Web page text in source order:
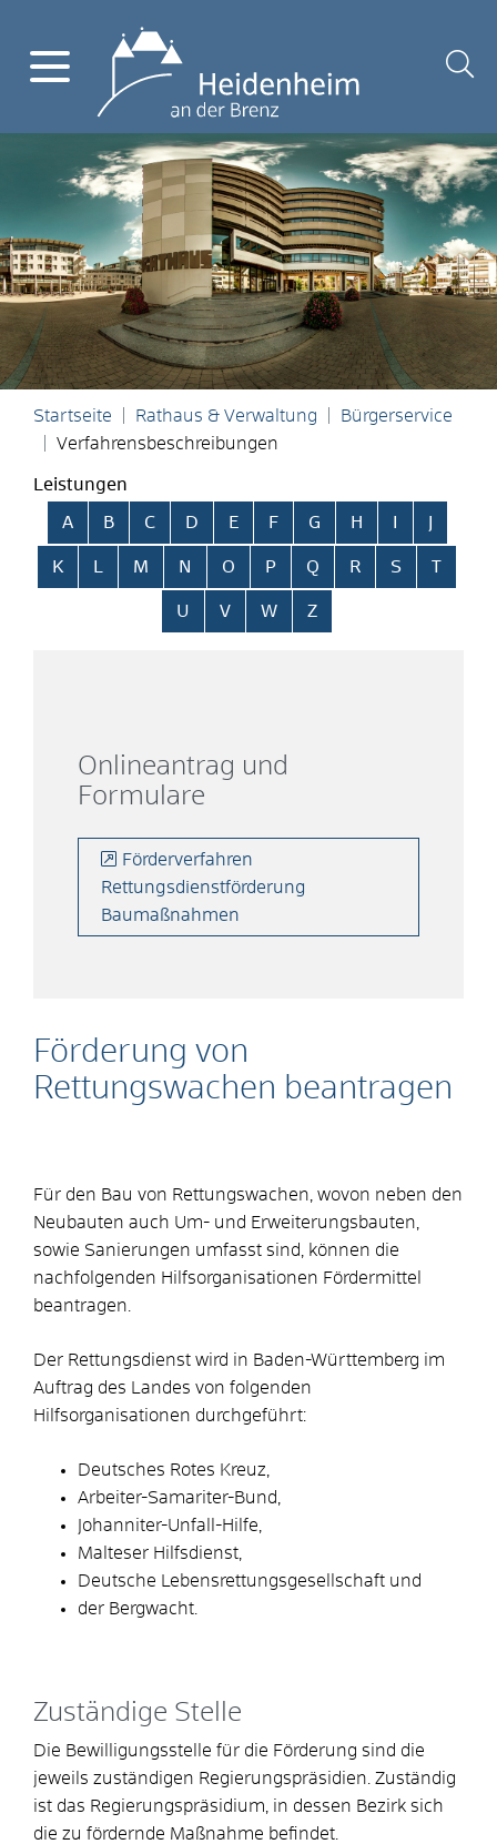
Startseite Rathaus & Verwaltung
Bürgerservice
Verfahrensbeschreibungen
Leistungen
Alphabetisches Register überspringen
A B C D E F G H
K L M N O P Q R S T
U V W Z
Förderung von
Rettungswachen beantragen
Für den Bau von Rettungswachen, wovon neben den
Neubauten auch Um- und Erweiterungsbauten,
sowie Sanierungen umfasst sind, können die
nachfolgenden Hilfsorganisationen Fördermittel
beantragen.
Der Rettungsdienst wird in Baden-Württemberg im
Auftrag des Landes von folgenden
Hilfsorganisationen durchgeführt:
Deutsches Rotes Kreuz,
Arbeiter-Samariter-Bund,
Johanniter-Unfall-Hilfe,
Malteser Hilfsdienst,
Deutsche Lebensrettungsgesellschaft und
der Bergwacht.
Onlineantrag und
Formulare
Förderverfahren
Rettungsdienstförderung
Baumaßnahmen
Zuständige Stelle
Die Bewilligungsstelle für die Förderung sind die
jeweils zuständigen Regierungspräsidien. Zuständig
ist das Regierungspräsidium, in dessen Bezirk sich
die zu fördernde Maßnahme befindet.